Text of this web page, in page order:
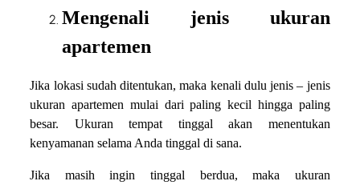
Mengenali jenis ukuran
apartemen
Jika lokasi sudah ditentukan, maka kenali dulu jenis – jenis
ukuran apartemen mulai dari paling kecil hingga paling
besar. Ukuran tempat tinggal akan menentukan
kenyamanan selama Anda tinggal di sana.
Jika masih ingin tinggal berdua, maka ukuran